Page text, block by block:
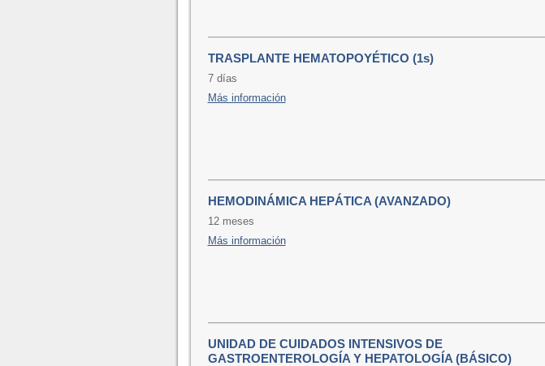
TRASPLANTE HEMATOPOYÉTICO (1s)
7 días
Más información
HEMODINÁMICA HEPÁTICA (AVANZADO)
12 meses
Más información
UNIDAD DE CUIDADOS INTENSIVOS DE
GASTROENTEROLOGÍA Y HEPATOLOGÍA (BÁSICO)